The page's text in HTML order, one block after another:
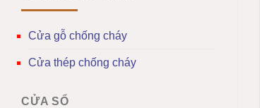
Cửa gỗ chống cháy
Cửa thép chống cháy
CỬA SỔ